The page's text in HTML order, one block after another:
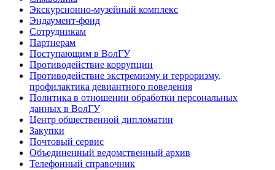
Экскурсионно-музейный комплекс
Эндаумент-фонд
Сотрудникам
Партнерам
Поступающим в ВолГУ
Противодействие коррупции
Противодействие экстремизму и терроризму,
профилактика девиантного поведения
Политика в отношении обработки персональных
данных в ВолГУ
Центр общественной дипломатии
Закупки
Почтовый сервис
Объединенный ведомственный архив
Телефонный справочник